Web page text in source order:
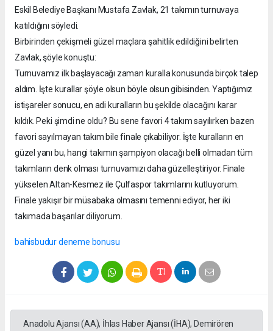
Eskil Belediye Başkanı Mustafa Zavlak, 21 takımın turnuvaya
katıldığını söyledi.
Birbirinden çekişmeli güzel maçlara şahitlik edildiğini belirten
Zavlak, şöyle konuştu:
Turnuvamız ilk başlayacağı zaman kuralla konusunda birçok talep
aldım. İşte kurallar şöyle olsun böyle olsun gibisinden. Yaptığımız
istişareler sonucu, en adi kuralların bu şekilde olacağını karar
kıldık. Peki şimdi ne oldu? Bu sene favori 4 takım sayılırken bazen
favori sayılmayan takım bile finale çıkabiliyor. İşte kuralların en
güzel yanı bu, hangi takımın şampiyon olacağı belli olmadan tüm
takımların denk olması turnuvamızı daha güzelleştiriyor. Finale
yükselen Altan-Kesmez ile Çulfaspor takımlarını kutluyorum.
Finale yakışır bir müsabaka olmasını temenni ediyor, her iki
takımada başarılar diliyorum.
bahisbudur deneme bonusu
Anadolu Ajansı (AA), İhlas Haber Ajansı (İHA), Demirören